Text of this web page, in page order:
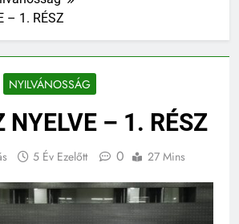
– 1. RÉSZ
NYILVÁNOSSÁG
NYELVE – 1. RÉSZ
5 Év Ezelőtt 0 27 Mins